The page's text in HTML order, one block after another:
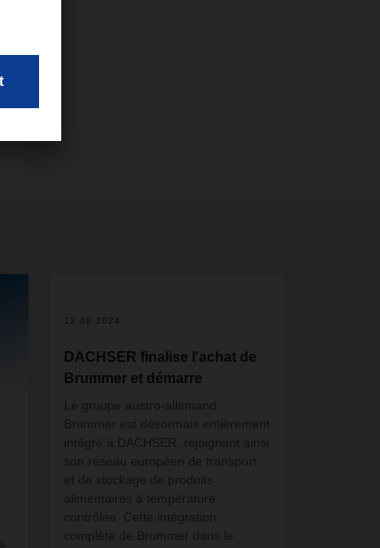
12.08.2024
DACHSER finalise l'achat de
Brummer et démarre
Le groupe austro-allemand
Brummer est désormais entièrement
intégré à DACHSER, rejoignant ainsi
son réseau européen de transport
et de stockage de produits
alimentaires à température
contrôlée. Cette intégration
complète de Brummer dans le